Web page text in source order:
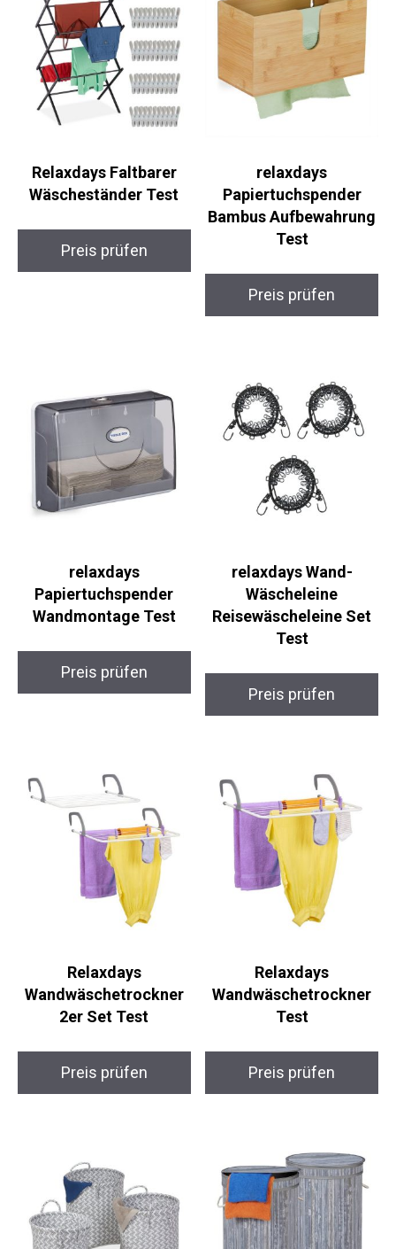
Relaxdays Faltbarer
Wäscheständer Test
Preis prüfen
relaxdays
Papiertuchspender
Bambus Aufbewahrung
Test
Preis prüfen
relaxdays
Papiertuchspender
Wandmontage Test
Preis prüfen
relaxdays Wand-
Wäscheleine
Reisewäscheleine Set
Test
Preis prüfen
Relaxdays
Wandwäschetrockner
2er Set Test
Preis prüfen
Relaxdays
Wandwäschetrockner
Test
Preis prüfen